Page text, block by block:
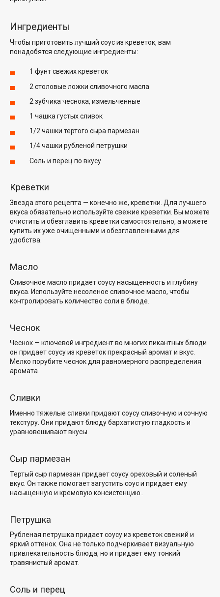
Ингредиенты
Чтобы приготовить лучший соус из креветок, вам
понадобятся следующие ингредиенты:
1 фунт свежих креветок
2 столовые ложки сливочного масла
2 зубчика чеснока, измельченные
1 чашка густых сливок
1/2 чашки тертого сыра пармезан
1/4 чашки рубленой петрушки
Соль и перец по вкусу
Креветки
Звезда этого рецепта — конечно же, креветки. Для лучшего
вкуса обязательно используйте свежие креветки. Вы можете
очистить и обезглавить креветки самостоятельно, а можете
купить их уже очищенными и обезглавленными для
удобства.
Масло
Сливочное масло придает соусу насыщенность и глубину
вкуса. Используйте несоленое сливочное масло, чтобы
контролировать количество соли в блюде.
Чеснок
Чеснок — ключевой ингредиент во многих пикантных блюди
он придает соусу из креветок прекрасный аромат и вкус.
Мелко порубите чеснок для равномерного распределения
аромата.
Сливки
Именно тяжелые сливки придают соусу сливочную и сочную
текстуру. Они придают блюду бархатистую гладкость и
уравновешивают вкусы.
Сыр пармезан
Тертый сыр пармезан придает соусу ореховый и соленый
вкус. Он также помогает загустить соус и придает ему
насыщенную и кремовую консистенцию.
Петрушка
Рубленая петрушка придает соусу из креветок свежий и
яркий оттенок. Она не только подчеркивает визуальную
привлекательность блюда, но и придает ему тонкий
травянистый аромат.
Соль и перец